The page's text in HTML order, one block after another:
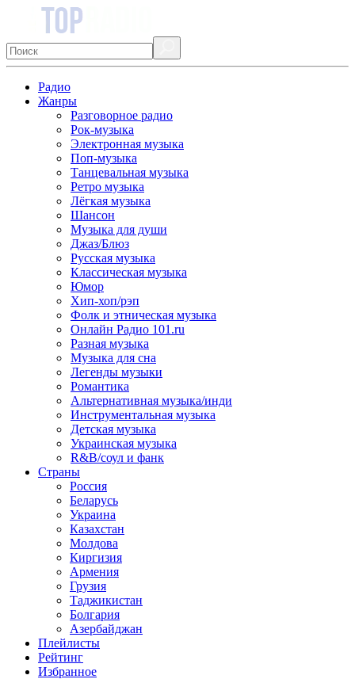
Радио
Жанры
Разговорное радио
Рок-музыка
Электронная музыка
Поп-музыка
Танцевальная музыка
Ретро музыка
Лёгкая музыка
Шансон
Музыка для души
Джаз/Блюз
Русская музыка
Классическая музыка
Юмор
Хип-хоп/рэп
Фолк и этническая музыка
Онлайн Радио 101.ru
Разная музыка
Музыка для сна
Легенды музыки
Романтика
Альтернативная музыка/инди
Инструментальная музыка
Детская музыка
Украинская музыка
R&B/cоул и фанк
Страны
Россия
Беларусь
Украина
Казахстан
Молдова
Киргизия
Армения
Грузия
Таджикистан
Болгария
Азербайджан
Плейлисты
Рейтинг
Избранное